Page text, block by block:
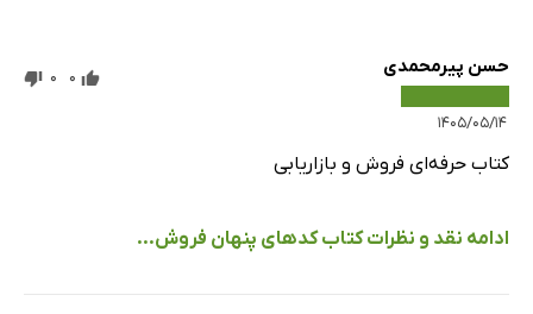
حسن پیرمحمدی
۱۴۰۵/۰۵/۱۴
0
0
کتاب حرفه‌ای فروش و بازاریابی
ادامه نقد و نظرات کتاب کدهای پنهان فروش...